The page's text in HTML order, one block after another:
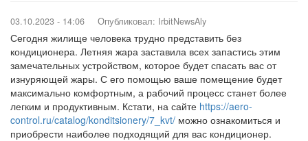
03.10.2023 - 14:06 Опубликовал: IrbitNewsAly
Сегодня жилище человека трудно представить без
кондиционера. Летняя жара заставила всех запастись этим
замечательных устройством, которое будет спасать вас от
изнуряющей жары. С его помощью ваше помещение будет
максимально комфортным, а рабочий процесс станет более
легким и продуктивным. Кстати, на сайте https://aero-
control.ru/catalog/konditsionery/7_kvt/ можно ознакомиться и
приобрести наиболее подходящий для вас кондиционер.